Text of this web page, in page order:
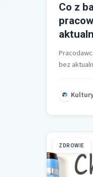
Co z
bez
ZDROWIE